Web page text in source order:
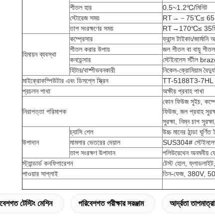
শীতল হার
0.5~1.2℃/মিনিট
স্টোরেজ সময়
RT→－75℃≤ 65
তাপ সংরক্ষণের সময়
RT→170℃≤
হিমায়ন ব্যবস্থা
কম্প্রেসার
ফ্রান্স টাইকাং/জার্মানি
শীতল করার উপায়
জল শীতল বা বায়ু শীতল
কনডেন্সার
স্টেইনলেস স্টীল
হিটার/বাষ্পীভবনকারী
নিকেল-ক্রোমিয়াম
মাইক্রোকম্পিউটার এবং ডিসপ্লে স্ক্রিন
TT-5188T3-7HL
প্রচলন পাখা
অক্ষীয় প্রবাহ পাখা
নিরাপত্তা পরিমাপক
কোন ফিউজ সুইচ,
ফিউজ, জল প্রবাহ
সুরক্ষা, নিম্ন চাপ
উপাদান
চ্যাসি শেল
উচ্চ মানের ঠান্ডা
মামলার ভেতরের দেয়াল
SUS304#
তাপ সংরক্ষণ উপাদান
পলিউরেথেন অনমনীয়
স্ট্যান্ডার্ড কনফিগারেশন
টেস্ট হোল,
পাওয়ার সাপ্লাই
তিন-ফেজ, 380V,
টেস্টিং মেশিন পরিবেশগত পরীক্ষার সরঞ্জাম আর্দ্রতা তাপমাত্রা